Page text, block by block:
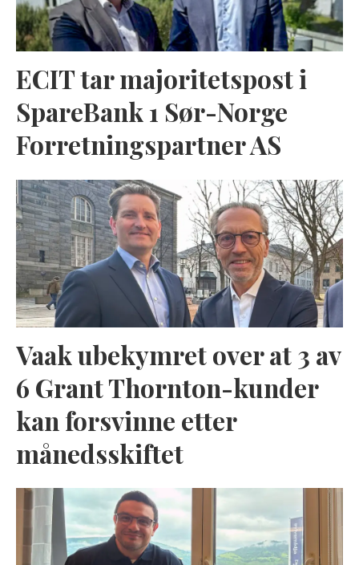
ECIT tar majoritetspost i
SpareBank 1 Sør-Norge
Forretningspartner AS
Vaak ubekymret over at 3 av
6 Grant Thornton-kunder
kan forsvinne etter
månedsskiftet